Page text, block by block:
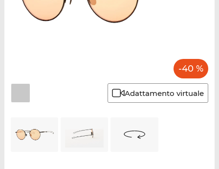
-40 %
Adattamento virtuale